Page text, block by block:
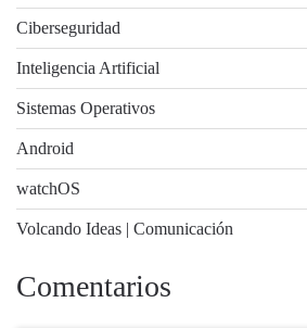
Ciberseguridad
Inteligencia Artificial
Sistemas Operativos
Android
watchOS
Volcando Ideas | Comunicación
Comentarios